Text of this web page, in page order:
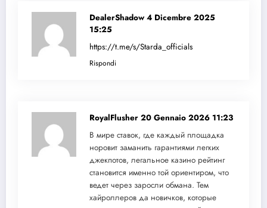
DealerShadow 4 Dicembre 2025
15:25
https://t.me/s/Starda_officials
Rispondi
RoyalFlusher 20 Gennaio 2026 11:23
В мире ставок, где каждый площадка
норовит заманить гарантиями легких
джекпотов, легальное казино рейтинг
становится именно той ориентиром, что
ведет через заросли обмана. Тем
хайроллеров да новичков, которые